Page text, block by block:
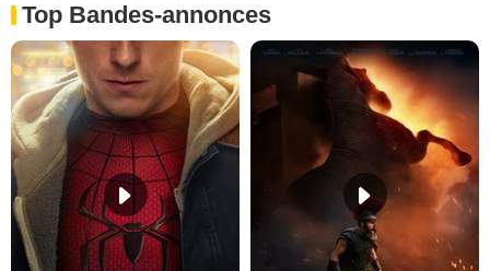
Top Bandes-annonces